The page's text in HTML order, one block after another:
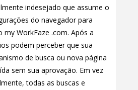
indesejado que assume o
do navegador para
WorkFaze .com. Após a
podem perceber que sua
de busca ou nova página
sem sua aprovação. Em vez
todas as buscas e